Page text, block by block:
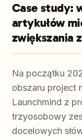
Case study:
artykułów
zwiększania
Na początku
obszaru project
Launchmind z
trzyosobowy
docelowych